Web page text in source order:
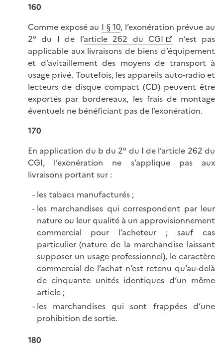
160
Comme exposé au I § 10, l’exonération prévue au
2° du I de l’article 262 du CGI
n’est pas
applicable aux livraisons de biens d’équipement
et d’avitaillement des moyens de transport à
usage privé. Toutefois, les appareils auto-radio et
lecteurs de disque compact (CD) peuvent être
exportés par bordereaux, les frais de montage
éventuels ne bénéficiant pas de l’exonération.
170
En application du b du 2° du I de l’article 262 du
CGI, l’exonération ne s’applique pas aux
livraisons portant sur :
les tabacs manufacturés ;
les marchandises qui correspondent par leur
nature ou leur qualité à un approvisionnement
commercial pour l’acheteur ; sauf cas
particulier (nature de la marchandise laissant
supposer un usage professionnel), le caractère
commercial de l’achat n’est retenu qu’au-delà
de cinquante unités identiques d’un même
article ;
les marchandises qui sont frappées d’une
prohibition de sortie.
180